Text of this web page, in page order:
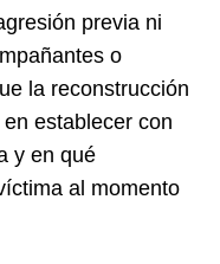
previa ni
o
la reconstrucción
establecer con
y en qué
al momento